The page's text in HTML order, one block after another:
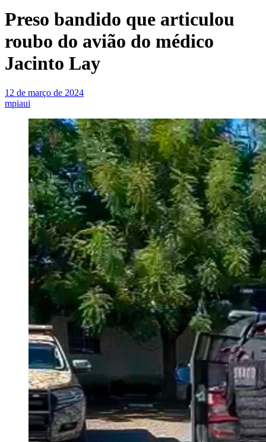
Preso bandido que articulou
roubo do avião do médico
Jacinto Lay
12 de março de 2024
mpiaui